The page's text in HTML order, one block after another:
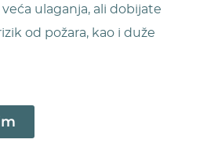
ulaganja, ali dobijate
od požara, kao i duže